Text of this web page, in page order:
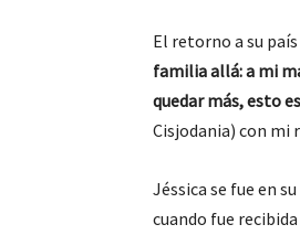
El retorno a su
familia allá: a mi
quedar más, esto
Cisjodania) con mi
Jéssica se fue en
cuando fue